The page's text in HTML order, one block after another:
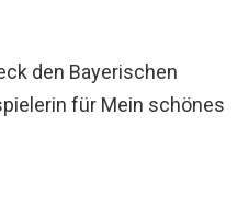
den Bayerischen
für Mein schönes